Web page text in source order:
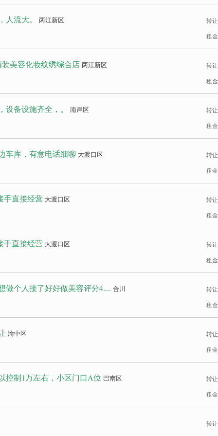
流大。 两江新区
转
租
美容化妆纹绣综合店 两江新区
转
租
设备设施齐全，。 南岸区
转
租
车库，有意电话细聊 大渡口区
转
租
手直接经营 大渡口区
转
租
手直接经营 大渡口区
转
租
做个人接了好好做美容评分4.... 合川
转
租
渝中区
转
租
控制1万左右，小区门口A位 巴南区
转
租
转